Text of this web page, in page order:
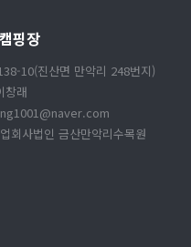
핑장
10(진산면 만악리 248번지)
창래
사법인 금산만악리수목원